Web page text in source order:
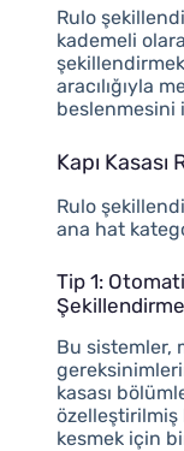
Rulo
kademeli
aracılığıyla
beslenmesini
Kapı
Rulo
ana hat
Tip 1:
Bu sistemler,
kasası
kesmek için